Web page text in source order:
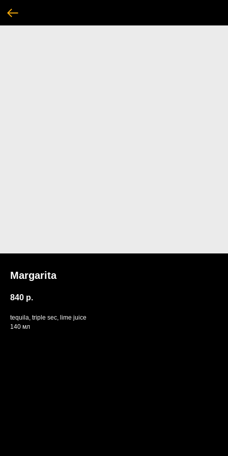
Margarita
840 р.
tequila, triple sec, lime juice
140 мл